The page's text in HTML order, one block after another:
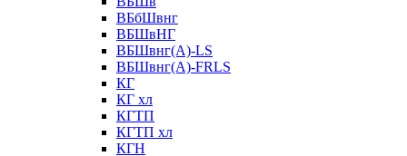
ВБбШвнг
ВБШвНГ
ВБШвнг(А)-LS
ВБШвнг(А)-FRLS
КГ
КГ хл
КГТП
КГТП хл
КГН